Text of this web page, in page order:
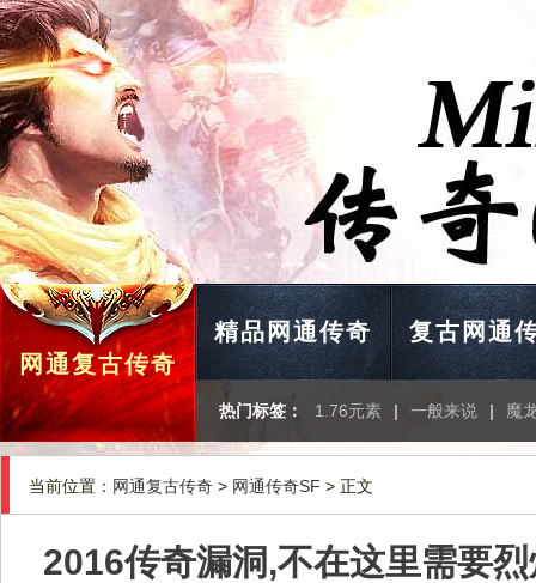
网通复古传奇
精品网通传奇 复古网通
热门标签： 1.76元素 | 一般来说 | 魔
当前位置： 网通复古传奇 > 网通传奇SF > 正文
2016传奇漏洞,不在这里需要